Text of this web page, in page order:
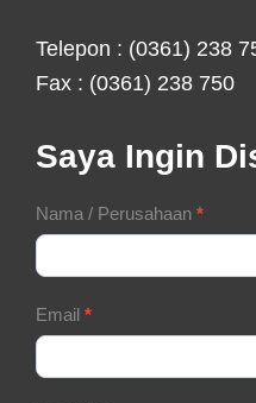
Telepon : (0361) 238
Fax : (0361) 238 750
Saya Ingin
Contact
Form
Nama / Perusahaan *
Email *